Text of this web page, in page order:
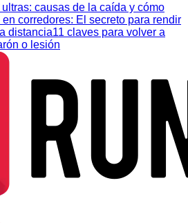
causas de la caída y cómo
corredores: El secreto para rendir
distancia11 claves para volver a
o lesión